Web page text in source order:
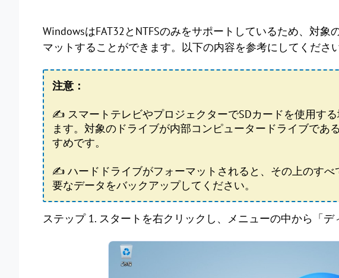
WindowsはFAT32とNTFSのみをサポートしているため、対象
マットすることができます。以下の内容を参考にしてください
注意：
✍ スマートテレビやプロジェクターでSDカードを使用する
ます。対象のドライブが内部コンピュータードライブであ
すめです。
✍ ハードドライブがフォーマットされると、その上のすべ
要なデータをバックアップしてください。
ステップ 1. スタートを右クリックし、メニューの中から「デ